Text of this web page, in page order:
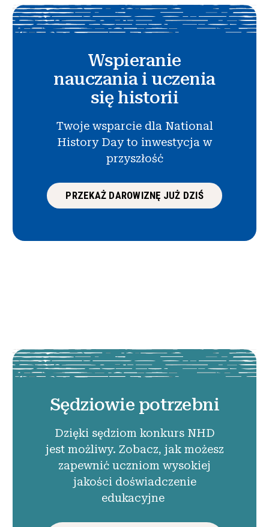
Wspieranie
nauczania i uczenia
się historii
Twoje wsparcie dla National
History Day to inwestycja w
przyszłość
PRZEKAŻ DAROWIZNĘ JUŻ DZIŚ
Sędziowie potrzebni
Dzięki sędziom konkurs NHD
jest możliwy. Zobacz, jak możesz
zapewnić uczniom wysokiej
jakości doświadczenie
edukacyjne